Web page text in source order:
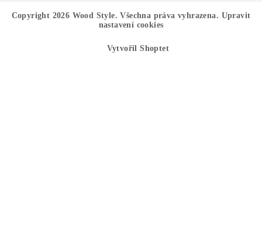
Copyright 2026 Wood Style. Všechna práva vyhrazena. Upravit
nastavení cookies
Vytvořil Shoptet